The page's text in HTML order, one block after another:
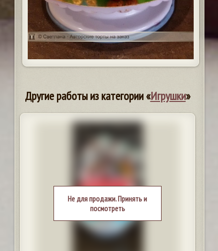
Другие работы из категории «Игрушки»
Не для продажи. Принять и
посмотреть